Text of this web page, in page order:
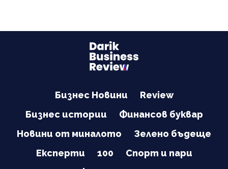
Бизнес Новини
Review
Бизнес истории
Финансов буквар
Новини от миналото
Зелено бъдеще
Експерти
100
Спорт и пари